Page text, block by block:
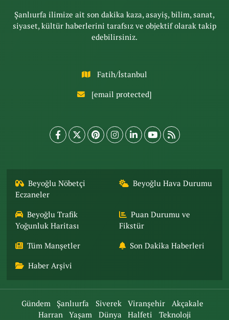
Şanlıurfa ilimize ait son dakika kaza, asayiş, bilim, sanat,
siyaset, kültür haberlerini tarafsız ve objektif olarak takip
edebilirsiniz.
Fatih/İstanbul
[email protected]
Beyoğlu Nöbetçi
Eczaneler
Beyoğlu Hava Durumu
Beyoğlu Trafik
Yoğunluk Haritası
Puan Durumu ve
Fikstür
Tüm Manşetler Son Dakika Haberleri
Haber Arşivi
Gündem Şanlıurfa Siverek Viranşehir
Akçakale
Harran
Yaşam Dünya Halfeti Teknoloji